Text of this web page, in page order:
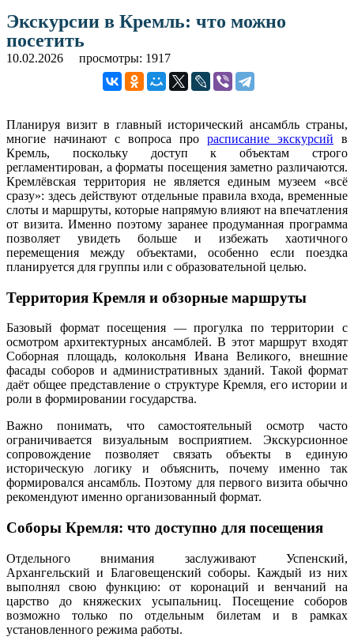
Экскурсии в Кремль: что можно
посетить
10.02.2026 просмотры: 1917
Планируя визит в главный исторический ансамбль страны,
многие начинают с вопроса про расписание экскурсий в
Кремль, поскольку доступ к объектам строго
регламентирован, а форматы посещения заметно различаются.
Кремлёвская территория не является единым музеем «всё
сразу»: здесь действуют отдельные правила входа, временные
слоты и маршруты, которые напрямую влияют на впечатления
от визита. Именно поэтому заранее продуманная программа
позволяет увидеть больше и избежать хаотичного
перемещения между объектами, особенно если поездка
планируется для группы или с образовательной целью.
Территория Кремля и обзорные маршруты
Базовый формат посещения — прогулка по территории с
осмотром архитектурных ансамблей. В этот маршрут входят
Соборная площадь, колокольня Ивана Великого, внешние
фасады соборов и административных зданий. Такой формат
даёт общее представление о структуре Кремля, его истории и
роли в формировании государства.
Важно понимать, что самостоятельный осмотр часто
ограничивается визуальным восприятием. Экскурсионное
сопровождение позволяет связать объекты в единую
историческую логику и объяснить, почему именно так
формировался ансамбль. Поэтому для первого визита обычно
рекомендуют именно организованный формат.
Соборы Кремля: что доступно для посещения
Отдельного внимания заслуживают Успенский,
Архангельский и Благовещенский соборы. Каждый из них
выполнял свою функцию: от коронаций и венчаний на
царство до княжеских усыпальниц. Посещение соборов
возможно только по отдельным билетам и в рамках
установленного режима работы.